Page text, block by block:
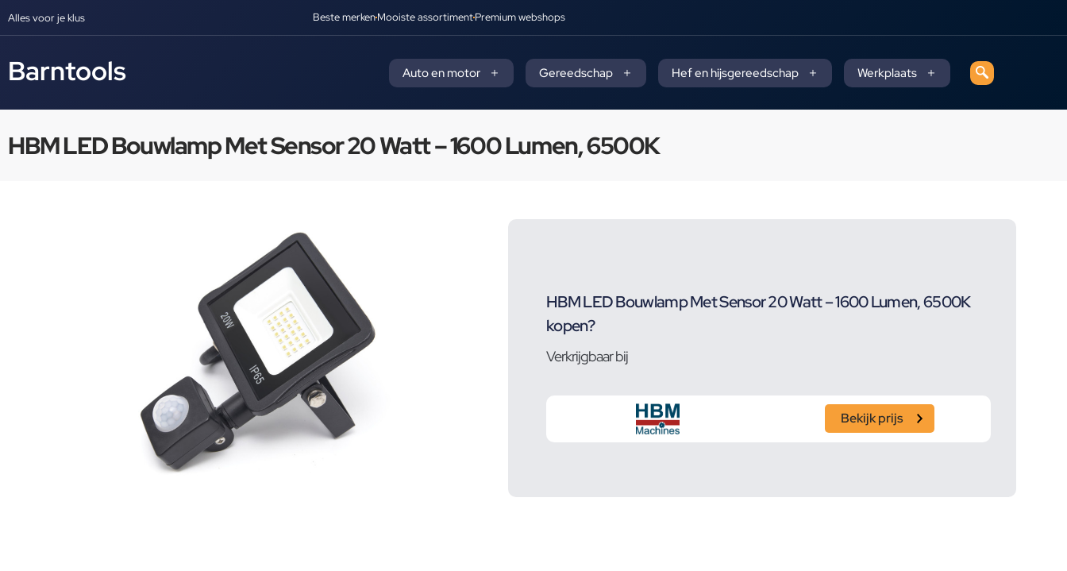
Alles voor je klus Beste merkenMooiste assortimentPremium webshops
Barntools Auto en motor Gereedschap Hef en hijsgereedschap Werkplaats
HBM LED Bouwlamp Met Sensor 20 Watt – 1600 Lumen, 6500K
HBM LED Bouwlamp Met Sensor 20 Watt – 1600 Lumen, 6500K
kopen?
Verkrijgbaar bij
Bekijk prijs